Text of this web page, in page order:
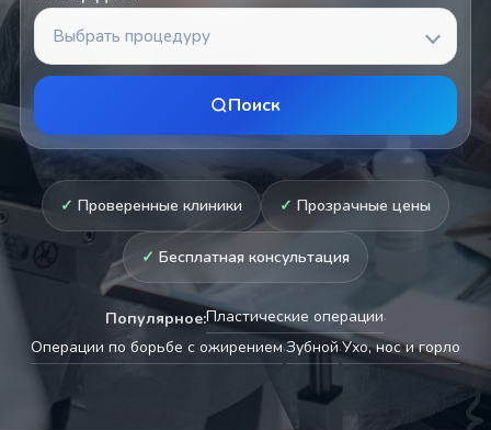
Выбрать процедуру
Поиск
Проверенные клиники Прозрачные цены
Бесплатная консультация
Популярное:Пластические операции·
Операции по борьбе с ожирением·Зубной·Ухо, нос и горло